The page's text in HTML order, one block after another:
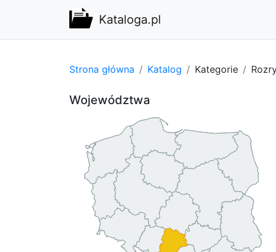
Kataloga.pl
Strona główna Katalog Kategorie
Województwa